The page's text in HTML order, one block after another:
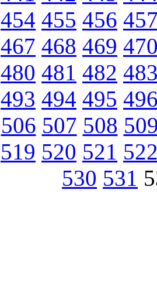
454 455 456
467 468 469
480 481 482
493 494 495
506 507 508
519 520 521
530 531